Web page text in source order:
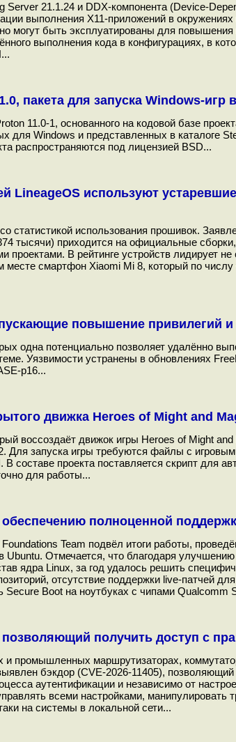
21.1.24 и DDX-компонента (Device-
выполнения X11-приложений в
могут быть эксплуатированы для
выполнения кода в конфигурациях, в
пакета для запуска Windows-игр
11.0-1, основанного на кодовой базе
для Windows и представленных в каталоге
распространяются под лицензией BSD...
LineageOS используют
статистикой использования прошивок.
тысячи) приходится на официальные
В рейтинге устройств лидирует
смартфон Xiaomi Mi 8, который по числу
повышение привилегий
одна потенциально позволяет удалённо
Уязвимости устранены в обновлениях
p16...
движка Heroes of Might and
воссоздаёт движок игры Heroes of Might
Для запуска игры требуются файлы с
составе проекта поставляется скрипт для
для работы...
полноценной
Team подвёл итоги работы,
Отмечается, что благодаря
ядра Linux, за год удалось решить
отсутствие поддержки live-патчей
Boot на ноутбуках с чипами Qualcomm
получить доступ с
промышленных маршрутизаторах,
бэкдор (CVE-2026-11405),
аутентификации и независимо от
всеми настройками, манипулировать
на системы в локальной сети...